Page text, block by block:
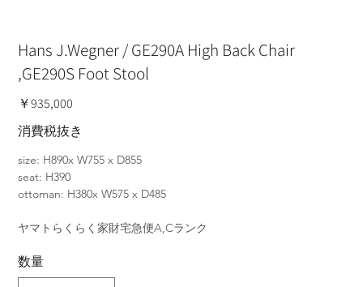
Hans J.Wegner / GE290A High Back Chair
,GE290S Foot Stool
価
格
￥935,000
消費税抜き
size: H890x W755 x D855
seat: H390
ottoman: H380x W575 x D485
ヤマトらくらく家財宅急便A,Cランク
数量